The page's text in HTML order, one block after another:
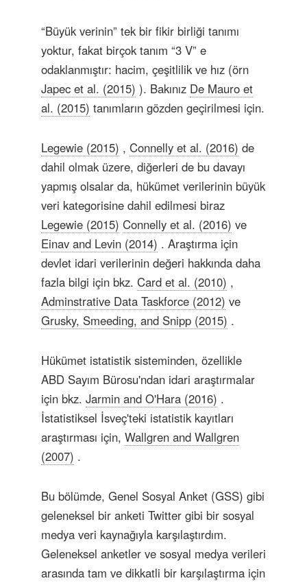
“Büyük verinin” tek bir fikir birliği tanımı
yoktur, fakat birçok tanım “3 V” e
odaklanmıştır: hacim, çeşitlilik ve hız (örn
Japec et al. (2015) ). Bakınız De Mauro et
al. (2015) tanımların gözden geçirilmesi için.
Legewie (2015) , Connelly et al. (2016) de
dahil olmak üzere, diğerleri de bu davayı
yapmış olsalar da, hükümet verilerinin büyük
veri kategorisine dahil edilmesi biraz
Legewie (2015) Connelly et al. (2016) ve
Einav and Levin (2014) . Araştırma için
devlet idari verilerinin değeri hakkında daha
fazla bilgi için bkz. Card et al. (2010) ,
Adminstrative Data Taskforce (2012) ve
Grusky, Smeeding, and Snipp (2015) .
Hükümet istatistik sisteminden, özellikle
ABD Sayım Bürosu'ndan idari araştırmalar
için bkz. Jarmin and O'Hara (2016) .
İstatistiksel İsveç'teki istatistik kayıtları
araştırması için, Wallgren and Wallgren
(2007) .
Bu bölümde, Genel Sosyal Anket (GSS) gibi
geleneksel bir anketi Twitter gibi bir sosyal
medya veri kaynağıyla karşılaştırdım.
Geleneksel anketler ve sosyal medya verileri
arasında tam ve dikkatli bir karşılaştırma için